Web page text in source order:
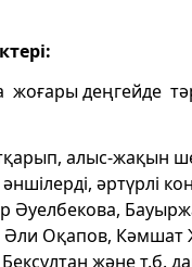
тері:
жоғары деңгейде
алыс-жақын
әртүрлі
Әуелбекова,
Әли Оқапов,
және т.б.